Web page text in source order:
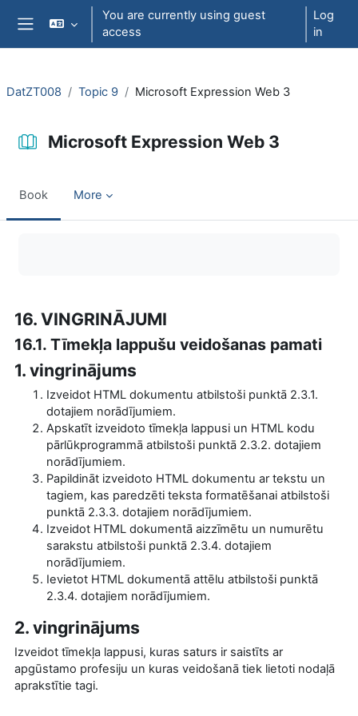
Skip to main content
You are currently using guest
access
Log
in
DatZT008 Topic 9 Microsoft Expression Web 3
Microsoft Expression Web 3
Book More
16. VINGRINĀJUMI
16.1. Tīmekļa lappušu veidošanas pamati
1. vingrinājums
Izveidot HTML dokumentu atbilstoši punktā 2.3.1.
dotajiem norādījumiem.
Apskatīt izveidoto tīmekļa lappusi un HTML kodu
pārlūkprogrammā atbilstoši punktā 2.3.2. dotajiem
norādījumiem.
Papildināt izveidoto HTML dokumentu ar tekstu un
tagiem, kas paredzēti teksta formatēšanai atbilstoši
punktā 2.3.3. dotajiem norādījumiem.
Izveidot HTML dokumentā aizzīmētu un numurētu
sarakstu atbilstoši punktā 2.3.4. dotajiem
norādījumiem.
Ievietot HTML dokumentā attēlu atbilstoši punktā
2.3.4. dotajiem norādījumiem.
2. vingrinājums
Izveidot tīmekļa lappusi, kuras saturs ir saistīts ar
apgūstamo profesiju un kuras veidošanā tiek lietoti nodaļā
aprakstītie tagi.